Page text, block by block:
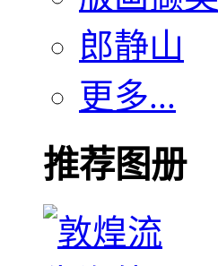
郎静山
更多...
推荐图册